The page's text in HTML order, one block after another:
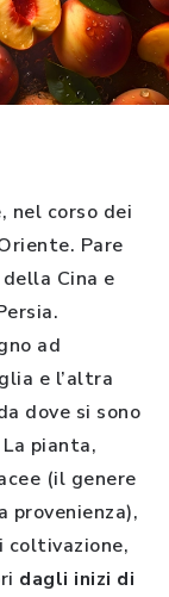
nel corso dei
Pare
Cina e
ad
e l’altra
dove si sono
pianta,
(il genere
provenienza),
coltivazione,
dagli inizi di